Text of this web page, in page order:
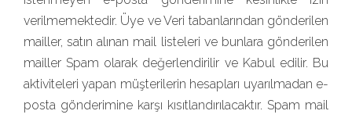
verilmemektedir. Üye ve Veri tabanlarından gönderilen
mailler, satın alınan mail listeleri ve bunlara gönderilen
mailler Spam olarak değerlendirilir ve Kabul edilir. Bu
aktiviteleri yapan müşterilerin hesapları uyarılmadan e-
posta gönderimine karşı kısıtlandırılacaktır. Spam mail